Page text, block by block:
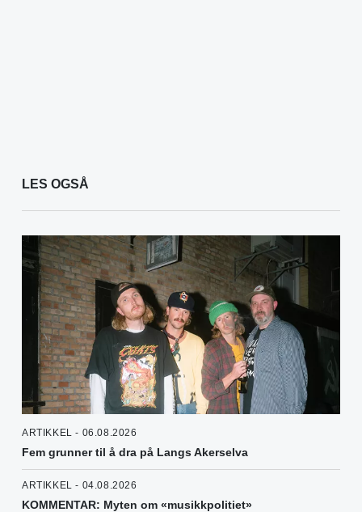
LES OGSÅ
ARTIKKEL - 06.08.2026
Fem grunner til å dra på Langs Akerselva
ARTIKKEL - 04.08.2026
KOMMENTAR: Myten om «musikkpolitiet»